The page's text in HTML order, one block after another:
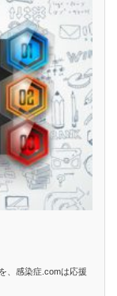
、感染症.comは応援